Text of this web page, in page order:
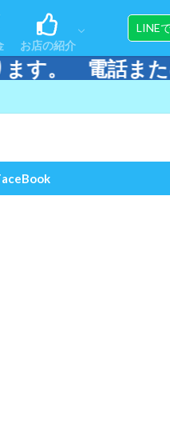
お店の紹介
アクセス
スタッフ紹介
器材販売＆メンテナンス
LINE
にてお問い合
アクセス
スタッフ紹介
器材販売＆メンテナンス